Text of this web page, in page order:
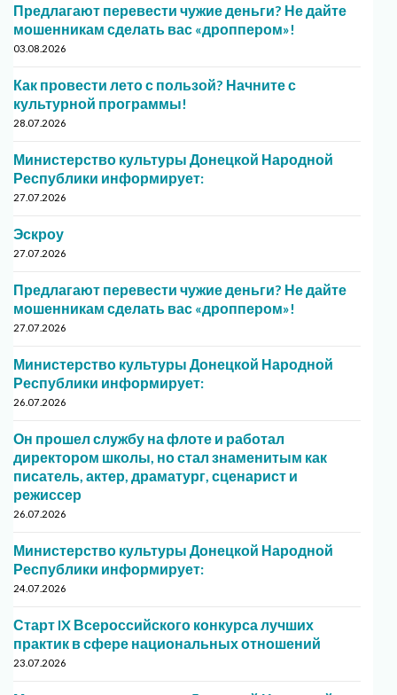
Предлагают перевести чужие деньги? Не дайте
мошенникам сделать вас «дроппером»!
03.08.2026
Как провести лето с пользой? Начните с
культурной программы!
28.07.2026
Министерство культуры Донецкой Народной
Республики информирует:
27.07.2026
Эскроу
27.07.2026
Предлагают перевести чужие деньги? Не дайте
мошенникам сделать вас «дроппером»!
27.07.2026
Министерство культуры Донецкой Народной
Республики информирует:
26.07.2026
Он прошел службу на флоте и работал
директором школы, но стал знаменитым как
писатель, актер, драматург, сценарист и
режиссер
26.07.2026
Министерство культуры Донецкой Народной
Республики информирует:
24.07.2026
Старт IX Всероссийского конкурса лучших
практик в сфере национальных отношений
23.07.2026